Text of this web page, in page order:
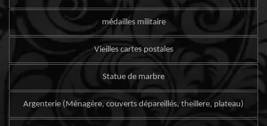
médailles militaire
Vieilles cartes postales
Statue de marbre
Argenterie (Ménagère, couverts dépareillés, theillere, plateau)